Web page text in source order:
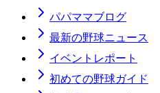
パパママブログ
最新の野球ニュース
イベントレポート
初めての野球ガイド